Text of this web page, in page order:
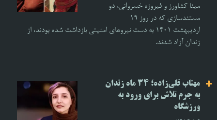
مینا کشاورز و فیروزه خسروانی، دو
مستندسازی که در روز ۱۹
اردیبهشت ۱۴۰۱ به دست نیروهای امنیتی بازداشت شده بودند، از
زندان آزاد شدند.
مهتاب قلی‌زاده؛ ۳۴ ماه زندان
به جرم تلاش برای ورود به
ورزشگاه‌